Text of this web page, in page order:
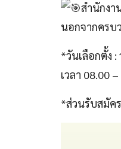
สำนักงา
นอกจากครบ
*วันเลือกตั้ง
เวลา 08.00
*ส่วนรับสมัค